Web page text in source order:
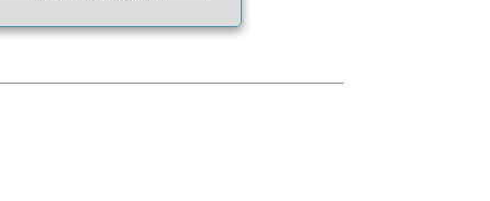
stat.stations_id=2159 OR
stat.stations_id=2388 OR